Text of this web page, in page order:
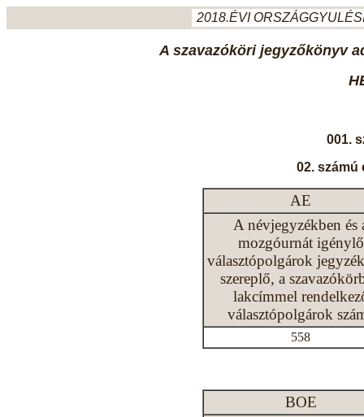
2018.ÉVI
A szavazóköri jegyzőkönyv
001.
02. számú
AE
A névjegyzékben és
mozgóurnát igénylő
választópolgárok
szereplő, a
lakcímmel
választópolgárok
558
BOE